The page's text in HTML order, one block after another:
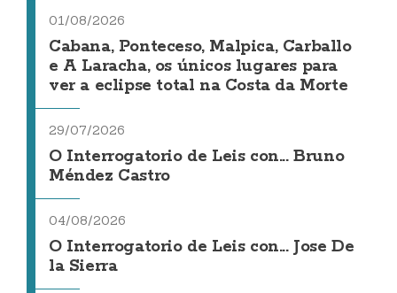
01/08/2026
Cabana, Ponteceso, Malpica, Carballo
e A Laracha, os únicos lugares para
ver a eclipse total na Costa da Morte
29/07/2026
O Interrogatorio de Leis con... Bruno
Méndez Castro
04/08/2026
O Interrogatorio de Leis con... Jose De
la Sierra